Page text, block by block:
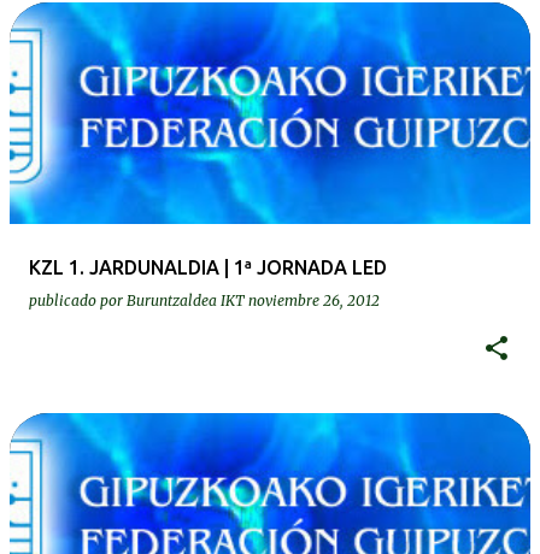
KZL 1. JARDUNALDIA | 1ª JORNADA LED
publicado por Buruntzaldea IKT noviembre 26, 2012